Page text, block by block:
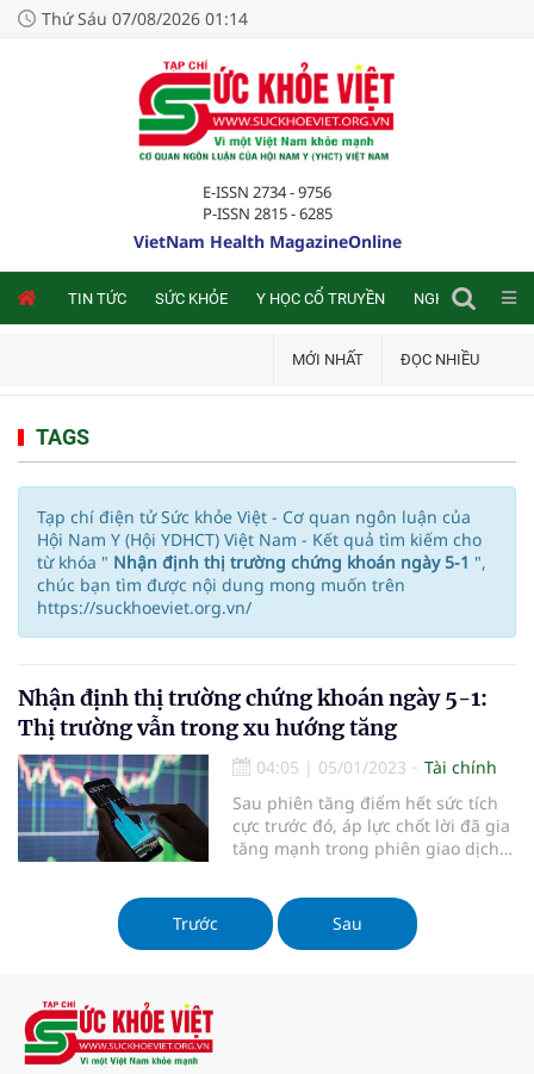
Thứ Sáu 07/08/2026 01:14
E-ISSN 2734 - 9756
P-ISSN 2815 - 6285
VietNam Health MagazineOnline
TIN TỨC SỨC KHỎE Y HỌC CỔ TRUYỀN NGHIÊN CỨU
MỚI NHẤT ĐỌC NHIỀU
TAGS
Tạp chí điện tử Sức khỏe Việt - Cơ quan ngôn luận của
Hội Nam Y (Hội YDHCT) Việt Nam - Kết quả tìm kiếm cho
từ khóa " Nhận định thị trường chứng khoán ngày 5-1 ",
chúc bạn tìm được nội dung mong muốn trên
https://suckhoeviet.org.vn/
Nhận định thị trường chứng khoán ngày 5-1:
Thị trường vẫn trong xu hướng tăng
04:05 | 05/01/2023
Tài chính
Sau phiên tăng điểm hết sức tích
cực trước đó, áp lực chốt lời đã gia
tăng mạnh trong phiên giao dịch
ra và VN Index không thể tiếp đà
bứt phá. Tuy nhiên, chỉ số vẫn duy
trì được sắc xanh nhẹ khi chốt
Trước Sau